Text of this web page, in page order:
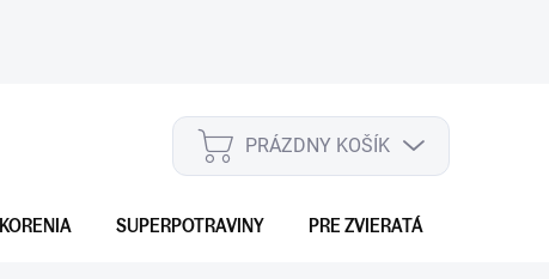
NÁKUPNÝ
KOŠÍK
PRÁZDNY KOŠÍK
KORENIA SUPERPOTRAVINY PRE ZVIERATÁ